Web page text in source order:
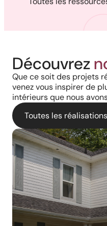
Découvrez
Que ce soit des projets
venez vous inspirer de
intérieurs que nous
Toutes les réalisations